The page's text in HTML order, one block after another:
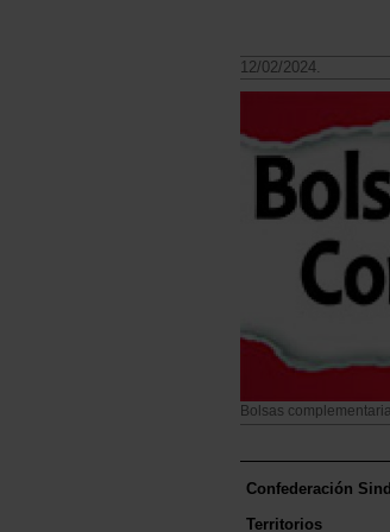
12/02/2024.
Bolsas
Confederación
Territorios